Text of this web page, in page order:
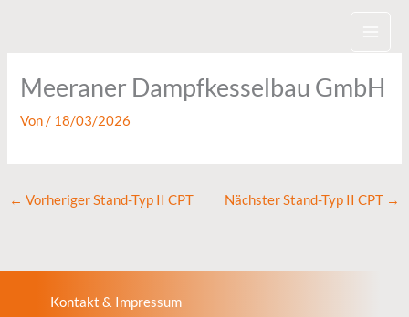
Meeraner Dampfkesselbau GmbH
Von/ 18/03/2026
← Vorheriger Stand-Typ II CPT Nächster Stand-Typ II CPT →
Kontakt & Impressum